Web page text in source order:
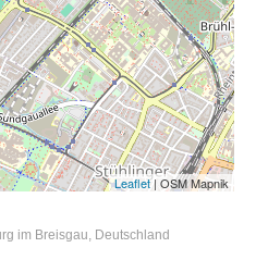
Leaflet| OSM Mapnik
im Breisgau Deutschland